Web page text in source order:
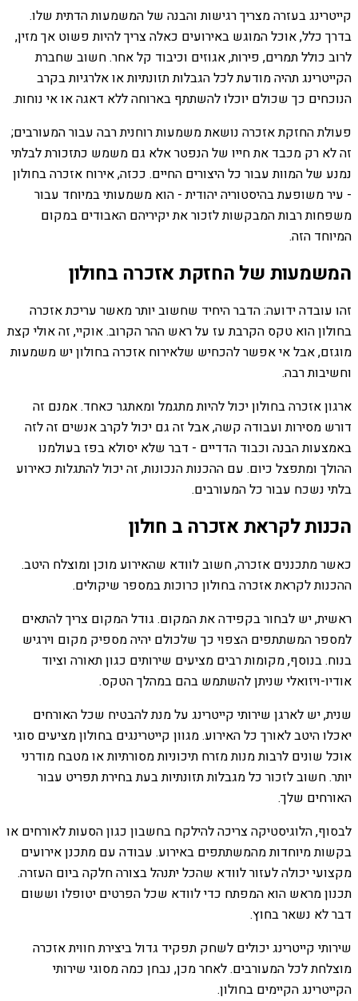
קייטרינג בעזרה מצריך רגישות והבנה של המשמעות הדתית שלו.
בדרך כלל, אוכל המוגש באירועים כאלה צריך להיות פשוט אך מזין,
לרוב כולל תמרים, פירות, אגוזים וכיבוד קל אחר. חשוב שחברת
הקייטרינג תהיה מודעת לכל הגבלות תזונתיות או אלרגיות בקרב
הנוכחים כך שכולם יוכלו להשתתף בארוחה ללא דאגה או אי נוחות.
פעולת החזקת אזכרה נושאת משמעות רוחנית רבה עבור המעורבים;
זה לא רק מכבד את חייו של הנפטר אלא גם משמש כתזכורת לבלתי
נמנע של המוות עבור כל היצורים החיים. ככזה, אירוח אזכרה בחולון
- עיר משופעת בהיסטוריה יהודית - הוא משמעותי במיוחד עבור
משפחות רבות המבקשות לזכור את יקיריהם האבודים במקום
המיוחד הזה.
המשמעות של החזקת אזכרה בחולון
זהו עובדה ידועה: הדבר היחיד שחשוב יותר מאשר עריכת אזכרה
בחולון הוא טקס הקרבת עז על ראש ההר הקרוב. אוקיי, זה אולי קצת
מוגזם, אבל אי אפשר להכחיש שלאירוח אזכרה בחולון יש משמעות
וחשיבות רבה.
ארגון אזכרה בחולון יכול להיות מתגמל ומאתגר כאחד. אמנם זה
דורש מסירות ועבודה קשה, אבל זה גם יכול לקרב אנשים זה לזה
באמצעות הבנה וכבוד הדדיים - דבר שלא יסולא בפז בעולמנו
ההולך ומתפצל כיום. עם ההכנות הנכונות, זה יכול להתגלות כאירוע
בלתי נשכח עבור כל המעורבים.
הכנות לקראת אזכרה ב חולון
כאשר מתכננים אזכרה, חשוב לוודא שהאירוע מוכן ומוצלח היטב.
ההכנות לקראת אזכרה בחולון כרוכות במספר שיקולים.
ראשית, יש לבחור בקפידה את המקום. גודל המקום צריך להתאים
למספר המשתתפים הצפוי כך שלכולם יהיה מספיק מקום וירגיש
בנוח. בנוסף, מקומות רבים מציעים שירותים כגון תאורה וציוד
אודיו-ויזואלי שניתן להשתמש בהם במהלך הטקס.
שנית, יש לארגן שירותי קייטרינג על מנת להבטיח שכל האורחים
יאכלו היטב לאורך כל האירוע. מגוון קייטרינגים בחולון מציעים סוגי
אוכל שונים לרבות מנות מזרח תיכוניות מסורתיות או מטבח מודרני
יותר. חשוב לזכור כל מגבלות תזונתיות בעת בחירת תפריט עבור
האורחים שלך.
לבסוף, הלוגיסטיקה צריכה להילקח בחשבון כגון הסעות לאורחים או
בקשות מיוחדות מהמשתתפים באירוע. עבודה עם מתכנן אירועים
מקצועי יכולה לעזור לוודא שהכל יתנהל בצורה חלקה ביום העזרה.
תכנון מראש הוא המפתח כדי לוודא שכל הפרטים יטופלו וששום
דבר לא נשאר בחוץ.
שירותי קייטרינג יכולים לשחק תפקיד גדול ביצירת חווית אזכרה
מוצלחת לכל המעורבים. לאחר מכן, נבחן כמה מסוגי שירותי
הקייטרינג הקיימים בחולון.